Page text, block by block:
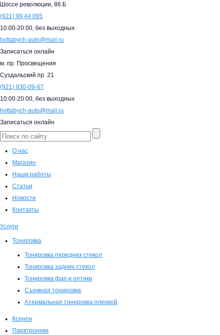
Шоссе революции, 86 Б
(921) 99 44 095
10:00-20:00, без выходных
hottabych-auto@mail.ru
Записаться онлайн
м. пр. Просвещения
Суздальский пр. 21
(921) 930-09-67
10:00-20:00, без выходных
hottabych-auto@mail.ru
Записаться онлайн
О нас
Магазин
Наши работы
Статьи
Новости
Контакты
Услуги
Тонировка
Тонировка передних стекол
Тонировка задних стекол
Тонировка фар и оптики
Съемная тонировка
Атермальная тонировка пленкой
Ксенон
Парктроники